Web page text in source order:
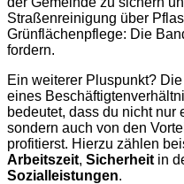
Straßenreinigung über
Grünflächenpflege: Die
fordern.
Ein weiterer Pluspunkt? Die
eines
bedeutet, dass du nicht nur
sondern auch von den
profitierst. Hierzu zählen
Arbeitszeit, Sicherheit in
Sozialleistungen.